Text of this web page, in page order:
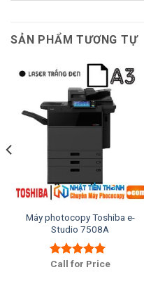
SẢN PHẨM TƯƠNG TỰ
Máy photocopy Toshiba e-
Studio 7508A
Được xếp
Call for Price